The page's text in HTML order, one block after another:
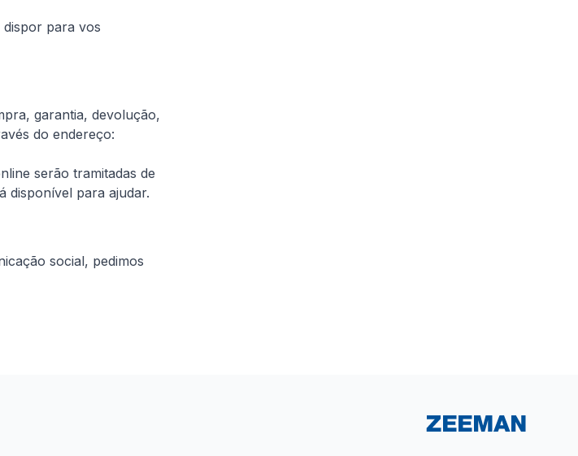
dispor para vos
garantia, devolução,
do endereço:
serão tramitadas de
disponível para ajudar.
social, pedimos